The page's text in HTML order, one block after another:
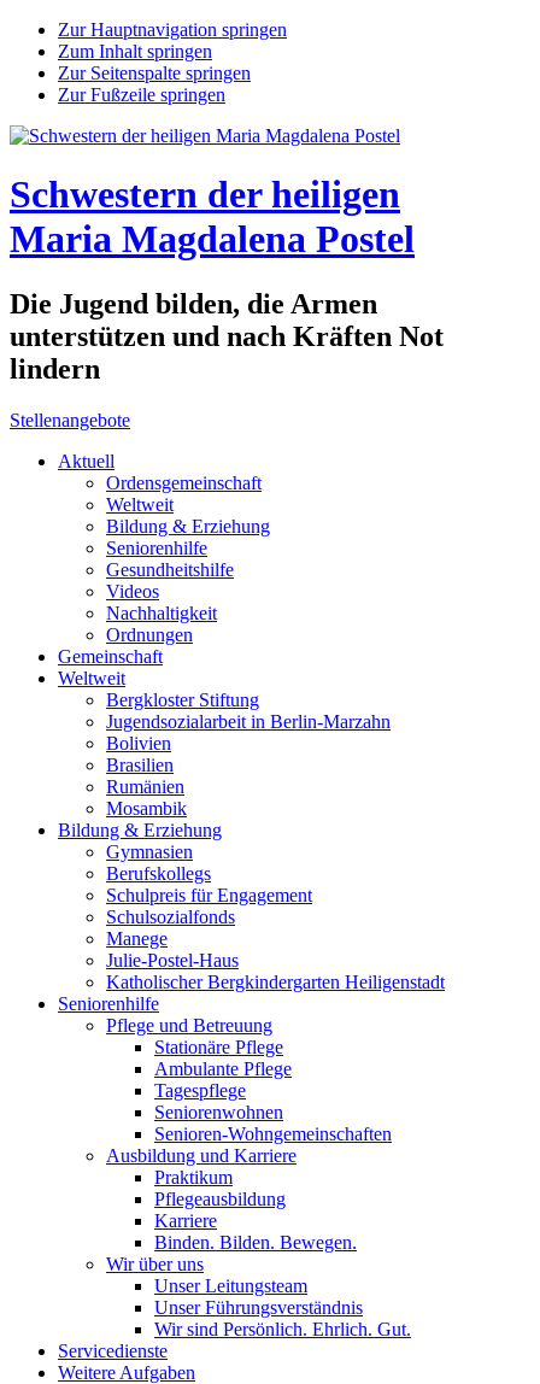
Zur Hauptnavigation springen
Zum Inhalt springen
Zur Seitenspalte springen
Zur Fußzeile springen
Schwestern der heiligen
Maria Magdalena Postel
Die Jugend bilden, die Armen
unterstützen und nach Kräften Not
lindern
Stellenangebote
Aktuell
Ordensgemeinschaft
Weltweit
Bildung & Erziehung
Seniorenhilfe
Gesundheitshilfe
Videos
Nachhaltigkeit
Ordnungen
Gemeinschaft
Weltweit
Bergkloster Stiftung
Jugendsozialarbeit in Berlin-Marzahn
Bolivien
Brasilien
Rumänien
Mosambik
Bildung & Erziehung
Gymnasien
Berufskollegs
Schulpreis für Engagement
Schulsozialfonds
Manege
Julie-Postel-Haus
Katholischer Bergkindergarten Heiligenstadt
Seniorenhilfe
Pflege und Betreuung
Stationäre Pflege
Ambulante Pflege
Tagespflege
Seniorenwohnen
Senioren-Wohn­ge­mein­schaf­ten
Ausbildung und Karriere
Praktikum
Pflegeausbildung
Karriere
Binden. Bilden. Bewegen.
Wir über uns
Unser Leitungsteam
Unser Führungsverständnis
Wir sind Persönlich. Ehrlich. Gut.
Servicedienste
Weitere Aufgaben